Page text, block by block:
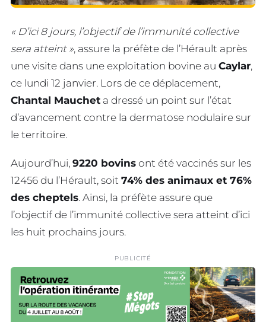
« D’ici 8 jours, l’objectif de l’immunité collective
sera atteint », assure la préfète de l’Hérault après
une visite dans une exploitation bovine au Caylar,
ce lundi 12 janvier. Lors de ce déplacement,
Chantal Mauchet a dressé un point sur l’état
d’avancement contre la dermatose nodulaire sur
le territoire.
Aujourd’hui, 9220 bovins ont été vaccinés sur les
12456 du l’Hérault, soit 74% des animaux et 76%
des cheptels. Ainsi, la préfète assure que
l’objectif de l’immunité collective sera atteint d’ici
les huit prochains jours.
PUBLICITÉ